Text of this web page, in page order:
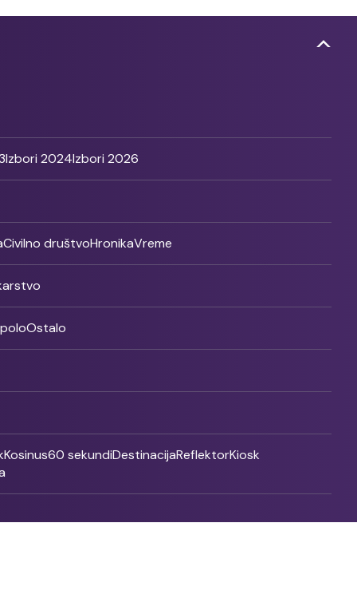
Izbori 2024Izbori 2026
Civilno društvoHronikaVreme
Ostalo
Kosinus60 sekundiDestinacijaReflektorKiosk